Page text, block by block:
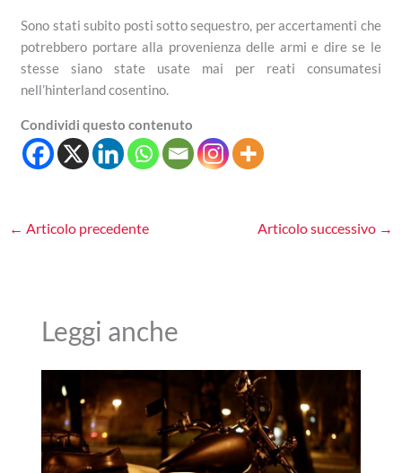
Sono stati subito posti sotto sequestro, per accertamenti che
potrebbero portare alla provenienza delle armi e dire se le
stesse siano state usate mai per reati consumatesi
nell’hinterland cosentino.
Condividi questo contenuto
← Articolo precedente Articolo successivo →
Leggi anche